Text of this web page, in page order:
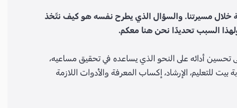
خلال مسيرتنا. والسؤال الذي يطرح نفسه هو كيف نتّخذ
ولهذا السبب تحديدًا نحن هنا معكم.
تحسين أدائه على النحو الذي يساعده في تحقيق مساعيه،
للتعليم، الإرشاد، إكساب المعرفة والأدوات اللازمة